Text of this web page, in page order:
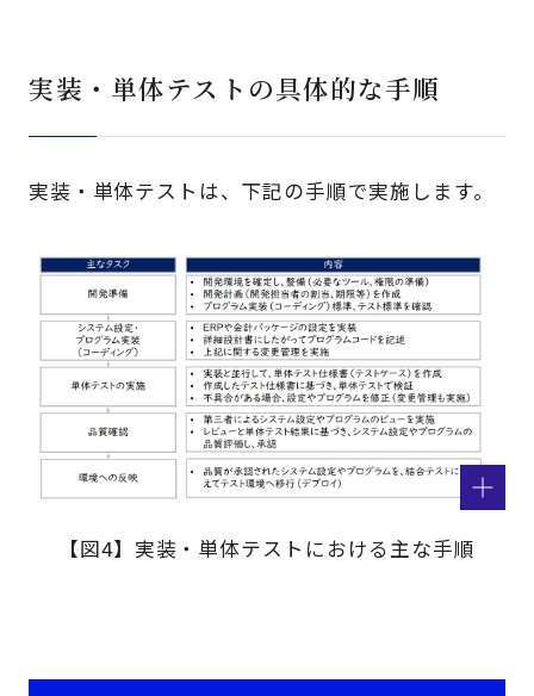
実装・単体テストの具体的な手順
実装・単体テストは、下記の手順で実施します。
【図4】実装・単体テストにおける主な手順